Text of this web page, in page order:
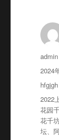
作
者
admin
发
布
于
2024
分
类
hfgjgh
标
签
2022
花园
花千
坛、